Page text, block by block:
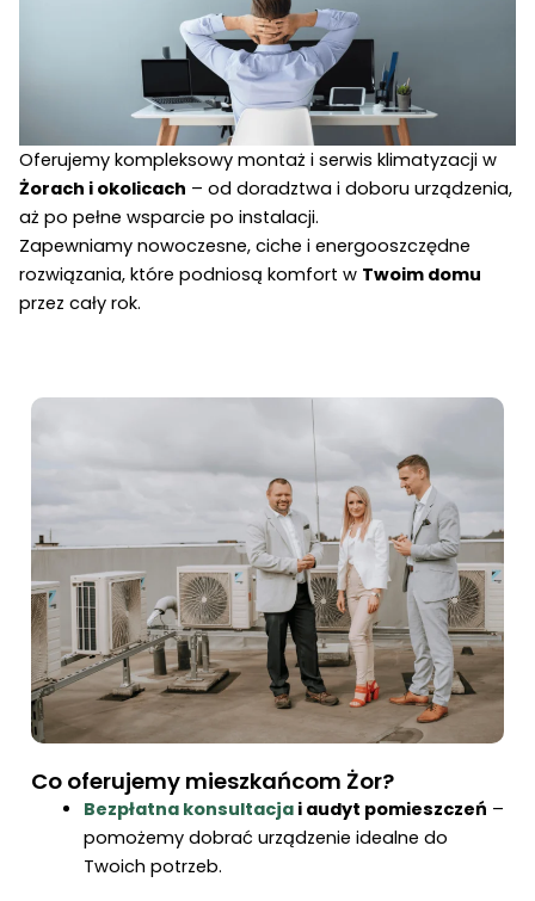
Oferujemy kompleksowy montaż i serwis klimatyzacji w
Żorach i okolicach – od doradztwa i doboru urządzenia,
aż po pełne wsparcie po instalacji.
Zapewniamy nowoczesne, ciche i energooszczędne
rozwiązania, które podniosą komfort w Twoim domu
przez cały rok.
Co oferujemy mieszkańcom Żor?
Bezpłatna konsultacjai audyt pomieszczeń –
pomożemy dobrać urządzenie idealne do
Twoich potrzeb.